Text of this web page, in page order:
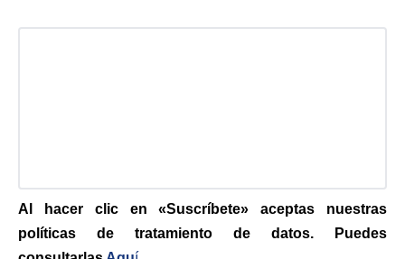
Al hacer clic en «Suscríbete» aceptas nuestras
políticas de tratamiento de datos. Puedes